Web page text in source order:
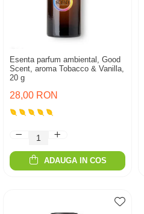
Esenta parfum ambiental, Good
Scent, aroma Tobacco & Vanilla,
20 g
28,00 RON
ADAUGA IN COS